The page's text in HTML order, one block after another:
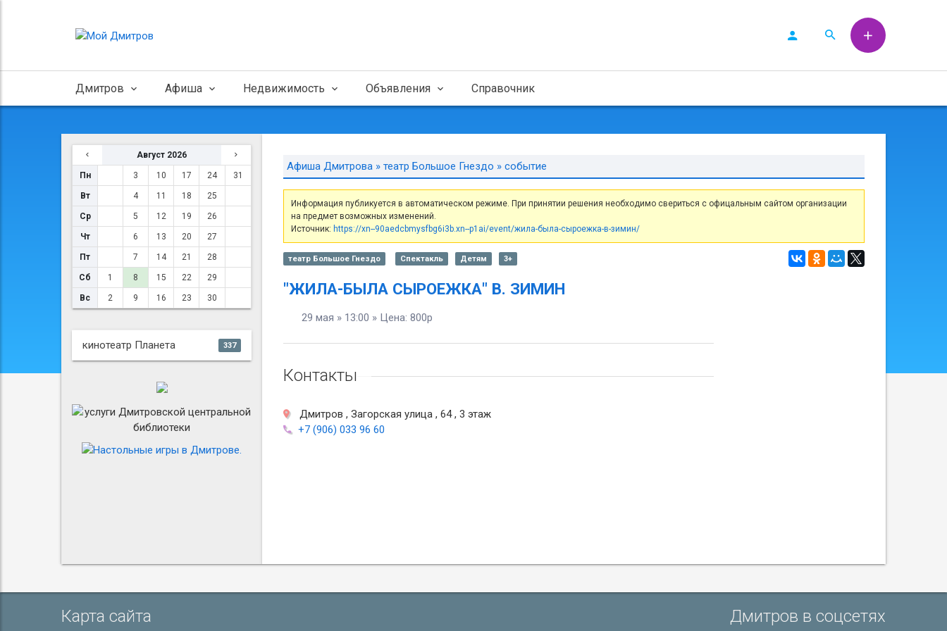
Дмитров Афиша Недвижимость Объявления Справочник
Август 2026
Пн 3 10 17 24 31
Вт 4 11 18 25
Ср 5 12 19 26
Чт 6 13 20 27
Пт 7 14 21 28
Сб 1 8 15 22 29
Вс 2 9 16 23 30
кинотеатр Планета 337
Афиша Дмитрова » театр Большое Гнездо » событие
Информация публикуется в автоматическом режиме. При принятии решения необходимо свериться с офицальным сайтом организации
на предмет возможных изменений.
Источник: https://xn--90aedcbmysfbg6i3b.xn--p1ai/event/жила-была-сыроежка-в-зимин/
театр Большое Гнездо Спектакль Детям 3+
"ЖИЛА-БЫЛА СЫРОЕЖКА" В. ЗИМИН
29 мая » 13:00 » Цена: 800р
Контакты
Дмитров , Загорская улица , 64 , 3 этаж
+7 (906) 033 96 60
Карта сайта Дмитров в соцсетях